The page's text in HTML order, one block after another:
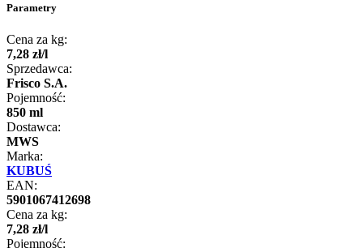
Parametry
Cena za kg:
7,28 zł/l
Sprzedawca:
Frisco S.A.
Pojemność:
850 ml
Dostawca:
MWS
Marka:
KUBUŚ
EAN:
5901067412698
Cena za kg:
7,28 zł/l
Pojemność: